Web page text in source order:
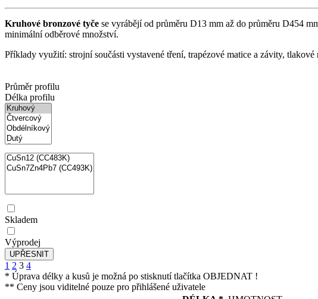
Kruhové bronzové tyče se vyrábějí od průměru D13 mm až do průměru D454
minimální odběrové množství.
Příklady využití: strojní součásti vystavené tření, trapézové matice a závity, tlakové
Průměr profilu
Délka profilu
Skladem
Výprodej
1 2 3 4
* Úprava délky a kusů je možná po stisknutí tlačítka OBJEDNAT !
** Ceny jsou viditelné pouze pro přihlášené uživatele